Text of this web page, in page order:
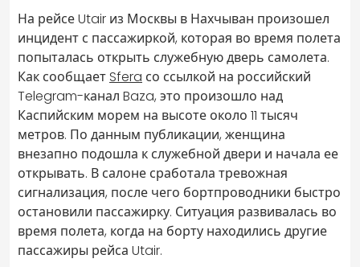
На рейсе Utair из Москвы в Нахчыван произошел
инцидент с пассажиркой, которая во время полета
попыталась открыть служебную дверь самолета.
Как сообщает Sfera со ссылкой на российский
Telegram-канал Baza, это произошло над
Каспийским морем на высоте около 11 тысяч
метров. По данным публикации, женщина
внезапно подошла к служебной двери и начала ее
открывать. В салоне сработала тревожная
сигнализация, после чего бортпроводники быстро
остановили пассажирку. Ситуация развивалась во
время полета, когда на борту находились другие
пассажиры рейса Utair.